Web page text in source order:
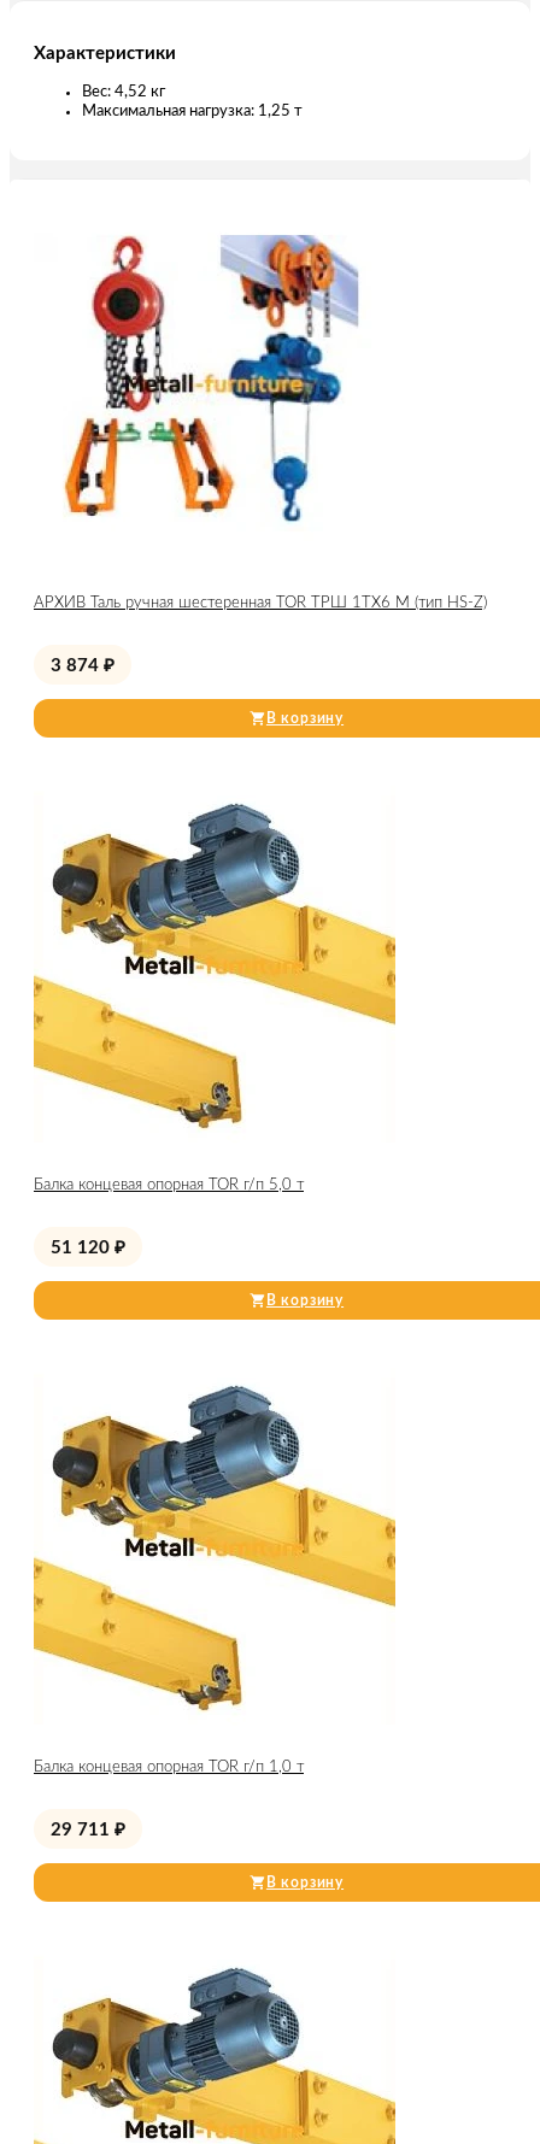
Характеристики
Вес: 4,52 кг
Максимальная нагрузка: 1,25 т
АРХИВ Таль ручная шестеренная TOR ТРШ 1ТХ6 М (тип HS-Z)
3 874 ₽
В корзину
Балка концевая опорная TOR г/п 5,0 т
51 120 ₽
В корзину
Балка концевая опорная TOR г/п 1,0 т
29 711 ₽
В корзину